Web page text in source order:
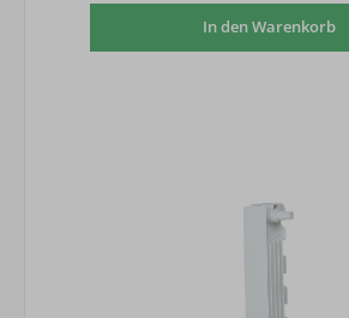
In den Warenkorb